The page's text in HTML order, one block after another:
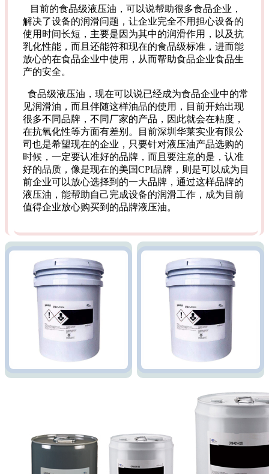
目前的食品级液压油，可以说帮助很多食品企业，
解决了设备的润滑问题，让企业完全不用担心设备的
使用时间长短，主要是因为其中的润滑作用，以及抗
乳化性能，而且还能符和现在的食品级标准，进而能
放心的在食品企业中使用，从而帮助食品企业食品生
产的安全。
食品级液压油，现在可以说已经成为食品企业中的常
见润滑油，而且伴随这样油品的使用，目前开始出现
很多不同品牌，不同厂家的产品，因此就会在粘度，
在抗氧化性等方面有差别。目前深圳华莱实业有限公
司也是希望现在的企业，只要针对液压油产品选购的
时候，一定要认准好的品牌，而且要注意的是，认准
好的品质，像是现在的美国CPI品牌，则是可以成为目
前企业可以放心选择到的一大品牌，通过这样品牌的
液压油，能帮助自己完成设备的润滑工作，成为目前
值得企业放心购买到的品牌液压油。